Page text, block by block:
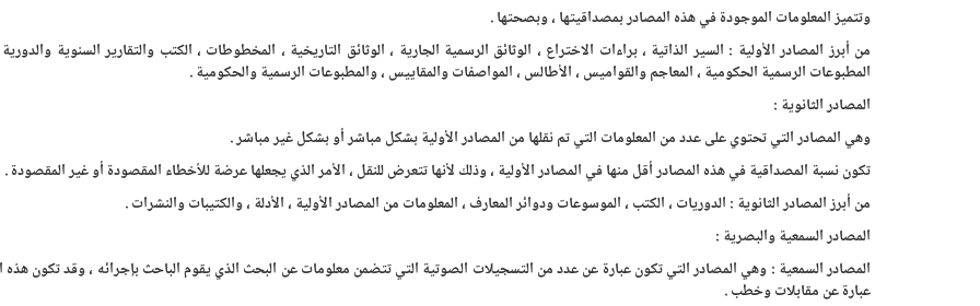
وتتميز المعلومات الموجودة في هذه المصادر بمصداقيتها ، وبصحتها .
من أبرز المصادر الأولية : السير الذاتية ، براءات الاختراع ، الوثائق الرسمية الجارية ، الوثائق التاريخية ، المخطوطات ، الكتب والتقارير السنوية
المطبوعات الرسمية الحكومية ، المعاجم والقواميس ، الأطالس ، المواصفات والمقاييس ، والمطبوعات الرسمية والحكومية .
المصادر الثانوية :
وهي المصادر التي تحتوي على عدد من المعلومات التي تم نقلها من المصادر الأولية بشكل مباشر أو بشكل غير مباشر .
تكون نسبة المصداقية في هذه المصادر أقل منها في المصادر الأولية ، وذلك لأنها تتعرض للنقل ، الأمر الذي يجعلها عرضة للأخطاء المقصودة أو غير المقصودة .
من أبرز المصادر الثانوية : الدوريات ، الكتب ، الموسوعات ودوائر المعارف ، المعلومات من المصادر الأولية ، الأدلة ، والكتيبات والنشرات .
المصادر السمعية والبصرية :
المصادر السمعية : وهي المصادر التي تكون عبارة عن عدد من التسجيلات الصوتية التي تتضمن معلومات عن البحث الذي يقوم الباحث بإجرائه ، وقد تكون هذه
عبارة عن مقابلات وخطب .